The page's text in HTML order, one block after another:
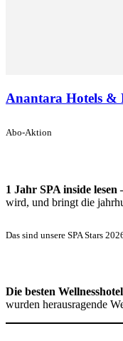
Anantara Hotels &
Abo-Aktion
1 Jahr SPA inside
wird, und bringt die
Das sind unsere SPA Stars
Die besten
wurden herausragende